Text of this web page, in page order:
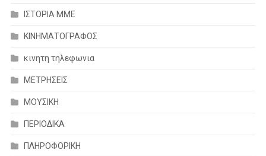
ΙΣΤΟΡΙΑ ΜΜΕ
ΚΙΝΗΜΑΤΟΓΡΑΦΟΣ
κινητη τηλεφωνια
ΜΕΤΡΗΣΕΙΣ
ΜΟΥΣΙΚΗ
ΠΕΡΙΟΔΙΚΑ
ΠΛΗΡΟΦΟΡΙΚΗ